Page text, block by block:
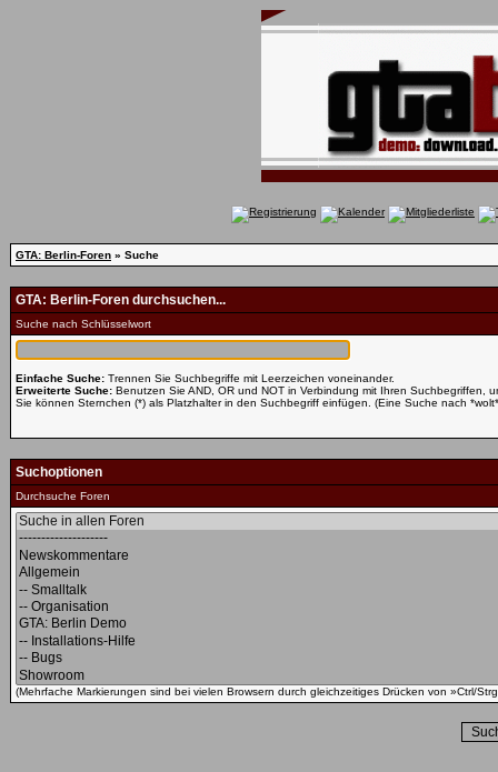
GTA: Berlin-Foren » Suche
GTA: Berlin-Foren durchsuchen...
Suche nach Schlüsselwort
Einfache Suche: Trennen Sie Suchbegriffe mit Leerzeichen voneinander.
Erweiterte Suche: Benutzen Sie AND, OR und NOT in Verbindung mit Ihren Suchbegriffen,
Sie können Sternchen (*) als Platzhalter in den Suchbegriff einfügen. (Eine Suche nach
Suchoptionen
Durchsuche Foren
(Mehrfache Markierungen sind bei vielen Browsern durch gleichzeitiges Drücken von »Ctrl/